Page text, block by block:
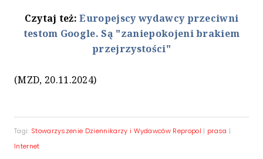
Czytaj też:Europejscy wydawcy przeciwni
testom Google. Są "zaniepokojeni brakiem
przejrzystości"
(MZD, 20.11.2024)
Tagi: Stowarzyszenie Dziennikarzy i Wydawców Repropol | prasa |
Internet